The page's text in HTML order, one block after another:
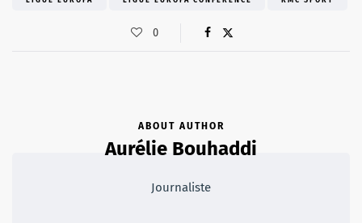
0
ABOUT AUTHOR
Aurélie Bouhaddi
Journaliste